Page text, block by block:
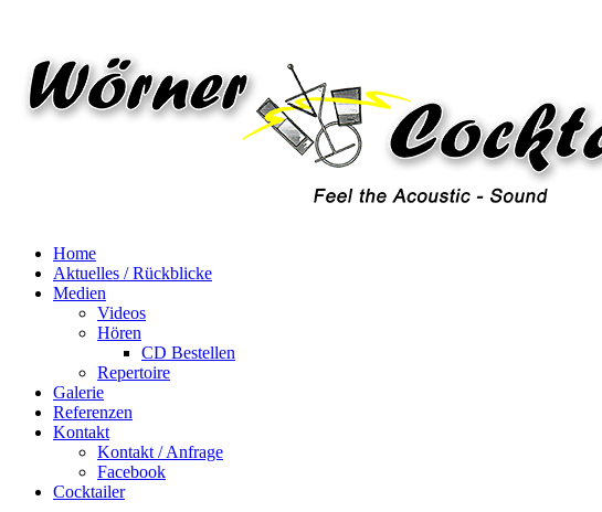
Home
Aktuelles / Rückblicke
Medien
Videos
Hören
CD Bestellen
Repertoire
Galerie
Referenzen
Kontakt
Kontakt / Anfrage
Facebook
Cocktailer